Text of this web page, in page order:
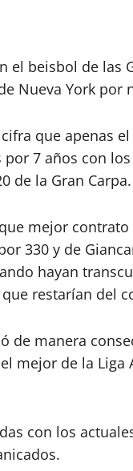
el beisbol de
Nueva York
que apenas
7 años con
de la Gran Carpa.
mejor
330 y de
hayan
restarían del
de manera
mejor de la
con los